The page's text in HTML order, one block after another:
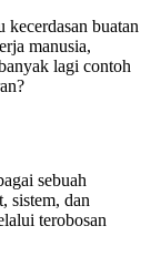
buatan
manusia,
lagi contoh
sebuah
sistem, dan
terobosan